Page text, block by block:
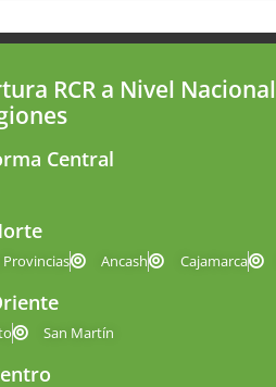
RCR a Nivel Nacional
Central
Provincias Ancash Cajamarca
San Martín